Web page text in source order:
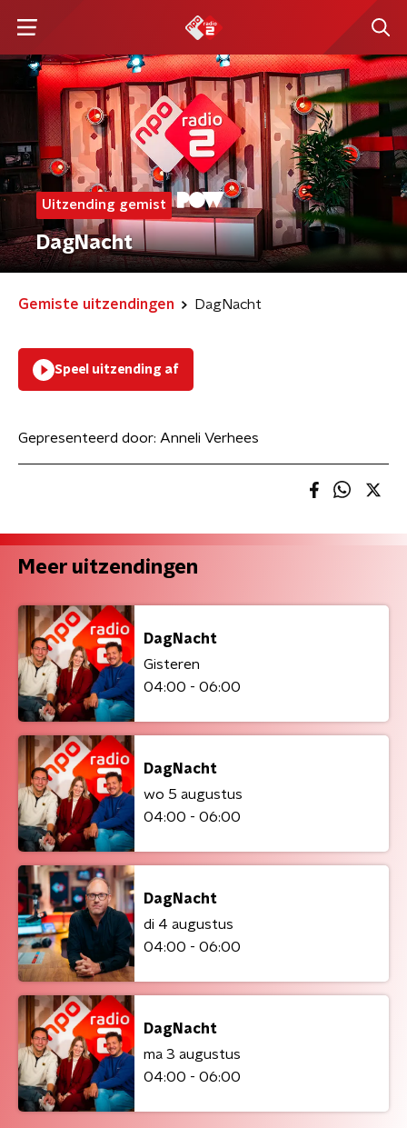
Uitzending gemist
DagNacht
Gemiste uitzendingen DagNacht
Speel uitzending af
Gepresenteerd door: Anneli Verhees
Meer uitzendingen
DagNacht
Gisteren
04:00 - 06:00
DagNacht
wo 5 augustus
04:00 - 06:00
DagNacht
di 4 augustus
04:00 - 06:00
DagNacht
ma 3 augustus
04:00 - 06:00